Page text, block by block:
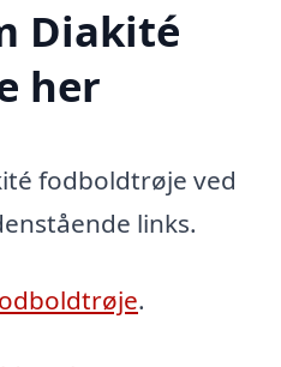
Diakité
her
fodboldtrøje ved
links.
.